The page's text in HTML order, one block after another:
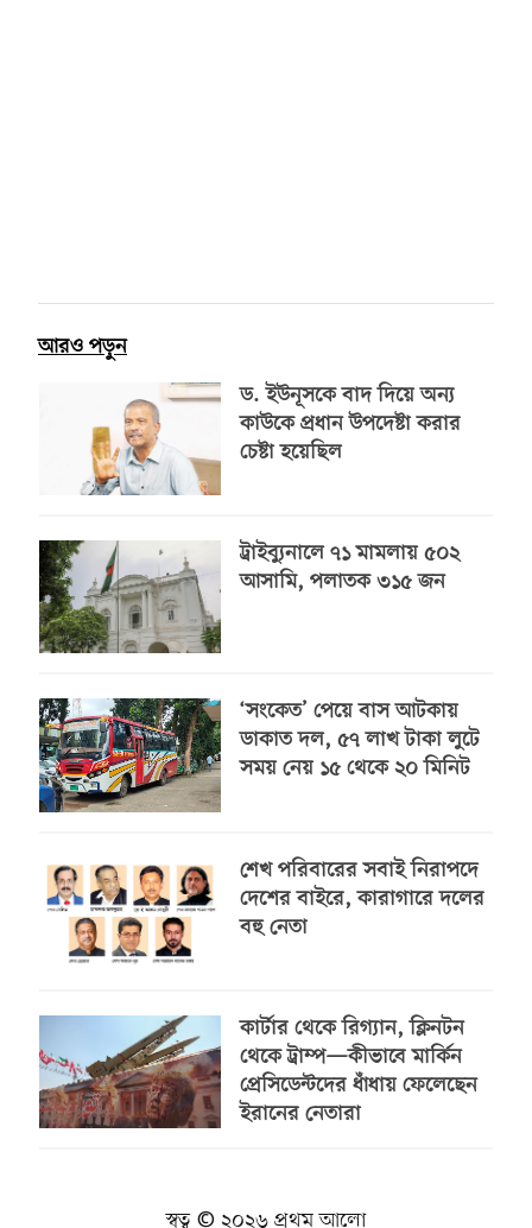
আরও পড়ুন
ড. ইউনূসকে বাদ দিয়ে অন্য
কাউকে প্রধান উপদেষ্টা করার
চেষ্টা হয়েছিল
ট্রাইব্যুনালে ৭১ মামলায় ৫০২
আসামি, পলাতক ৩১৫ জন
‘সংকেত’ পেয়ে বাস আটকায়
ডাকাত দল, ৫৭ লাখ টাকা লুটে
সময় নেয় ১৫ থেকে ২০ মিনিট
শেখ পরিবারের সবাই নিরাপদে
দেশের বাইরে, কারাগারে দলের
বহু নেতা
কার্টার থেকে রিগ্যান, ক্লিনটন
থেকে ট্রাম্প—কীভাবে মার্কিন
প্রেসিডেন্টদের ধাঁধায় ফেলেছেন
ইরানের নেতারা
স্বত্ব © ২০২৬ প্রথম আলো